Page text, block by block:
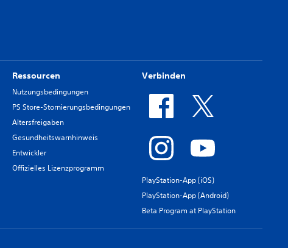
Ressourcen
Nutzungsbedingungen
PS Store-Stornierungsbedingungen
Altersfreigaben
Gesundheitswarnhinweis
Entwickler
Offizielles Lizenzprogramm
Verbinden
PlayStation-App (iOS)
PlayStation-App (Android)
Beta Program at PlayStation